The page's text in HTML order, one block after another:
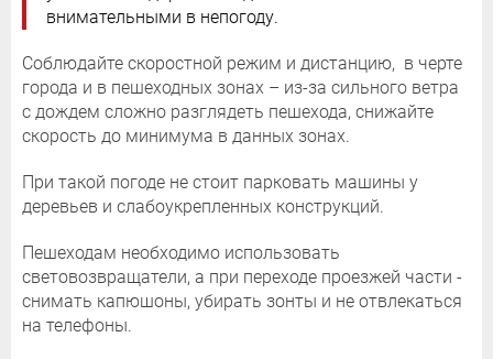
внимательными в непогоду.
Соблюдайте скоростной режим и дистанцию, в черте
города и в пешеходных зонах – из-за сильного ветра
с дождем сложно разглядеть пешехода, снижайте
скорость до минимума в данных зонах.
При такой погоде не стоит парковать машины у
деревьев и слабоукрепленных конструкций.
Пешеходам необходимо использовать
световозвращатели, а при переходе проезжей части -
снимать капюшоны, убирать зонты и не отвлекаться
на телефоны.